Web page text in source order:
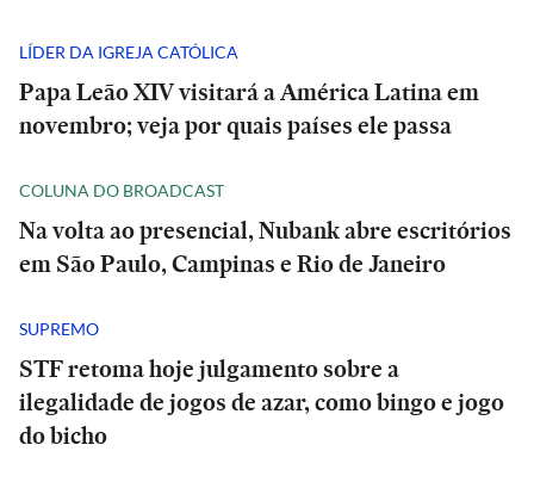
LÍDER DA IGREJA CATÓLICA
Papa Leão XIV visitará a América Latina em
novembro; veja por quais países ele passa
COLUNA DO BROADCAST
Na volta ao presencial, Nubank abre escritórios
em São Paulo, Campinas e Rio de Janeiro
SUPREMO
STF retoma hoje julgamento sobre a
ilegalidade de jogos de azar, como bingo e jogo
do bicho